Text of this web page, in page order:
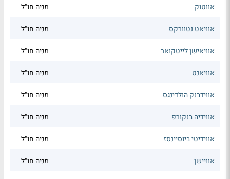
אווטוק מניה חו"ל
אוויאט נטוורקס מניה חו"ל
אוויאישן לייטקואר מניה חו"ל
אוויאנט מניה חו"ל
אווידבנק הולדינגס מניה חו"ל
אווידיה בנקורפ מניה חו"ל
אווידיטי ביוסיינסז מניה חו"ל
אוויישן מניה חו"ל